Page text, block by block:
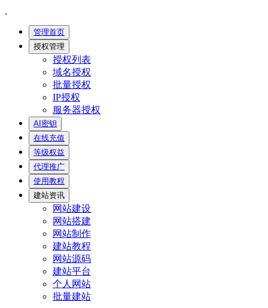
管理首页
授权管理
授权列表
域名授权
批量授权
IP授权
服务器授权
AI密钥
在线充值
等级权益
代理推广
使用教程
建站资讯
网站建设
网站搭建
网站制作
建站教程
网站源码
建站平台
个人网站
批量建站